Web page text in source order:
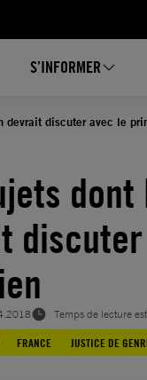
S’INFORMER
devrait discuter avec le
Temps de lecture
FRANCE JUSTICE DE